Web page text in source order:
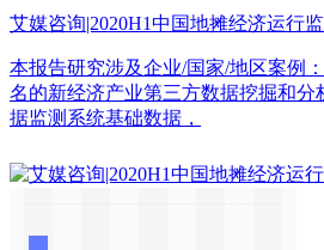
艾媒咨询|2020H1中国地摊经济运行
本报告研究涉及企业/国家/地区案例
名的新经济产业第三方数据挖掘和分
据监测系统基础数据，